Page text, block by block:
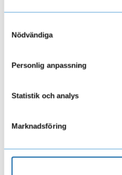
Nödvändiga
Personlig anpassning
Statistik och analys
Marknadsföring